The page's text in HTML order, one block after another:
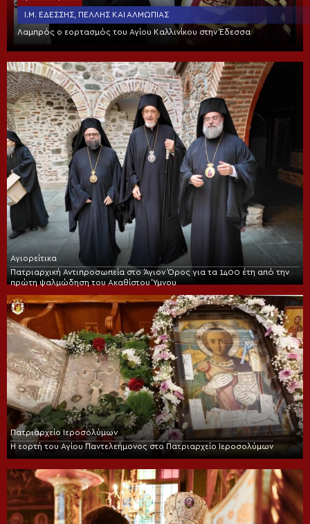
Ι.Μ. ΕΔΈΣΣΗΣ, ΠΈΛΛΗΣ ΚΑΙ ΑΛΜΩΠΊΑΣ
Λαμπρός ο εορτασμός του Αγίου Καλλινίκου στην Έδεσσα
Αγιορείτικα
Πατριαρχική Αντιπροσωπεία στο Άγιον Όρος για τα 1400 έτη από την
πρώτη ψαλμώδηση του Ακαθίστου Ύμνου
Πατριαρχείο Ιεροσολύμων
Η εορτή του Αγίου Παντελεήμονος στο Πατριαρχείο Ιεροσολύμων